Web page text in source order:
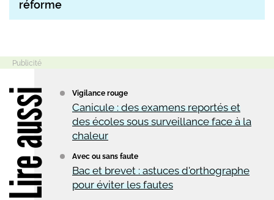
réforme
Vigilance rouge
Canicule : des examens reportés et
des écoles sous surveillance face à la
chaleur
Avec ou sans faute
Bac et brevet : astuces d'orthographe
pour éviter les fautes